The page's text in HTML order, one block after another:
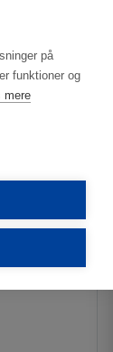
på
funktioner og
mere